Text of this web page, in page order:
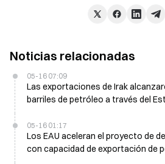
Noticias relacionadas
05-16 07:09
Las exportaciones de Irak
barriles de petróleo a través del
05-16 01:17
Los EAU aceleran el proyecto de
con capacidad de exportación de